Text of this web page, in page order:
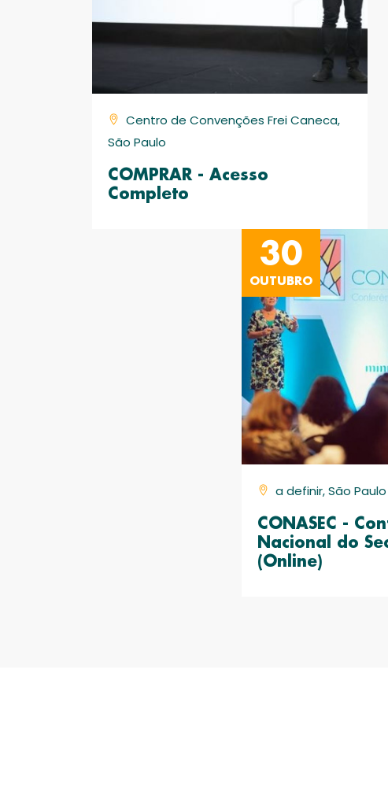
Centro de Convenções Frei Caneca,
São Paulo
COMPRAR - Acesso
Completo
30
OUTUBRO
a definir, São Paulo
CONASEC -
Nacional do
(Online)